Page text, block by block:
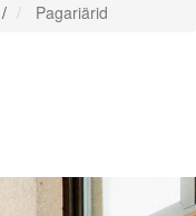
/ Pagariärid